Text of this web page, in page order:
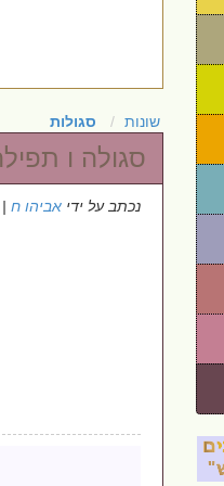
שונות סגולות
סגולה ו
נכתב על ידי אביהו ח | 5/7/2026